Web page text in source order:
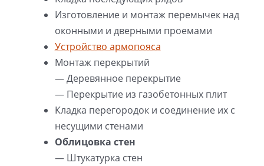
Изготовление и монтаж перемычек над
оконными и дверными проемами
Устройство армопояса
Монтаж перекрытий
— Деревянное перекрытие
— Перекрытие из газобетонных плит
Кладка перегородок и соединение их с
несущими стенами
Облицовка стен
— Штукатурка стен